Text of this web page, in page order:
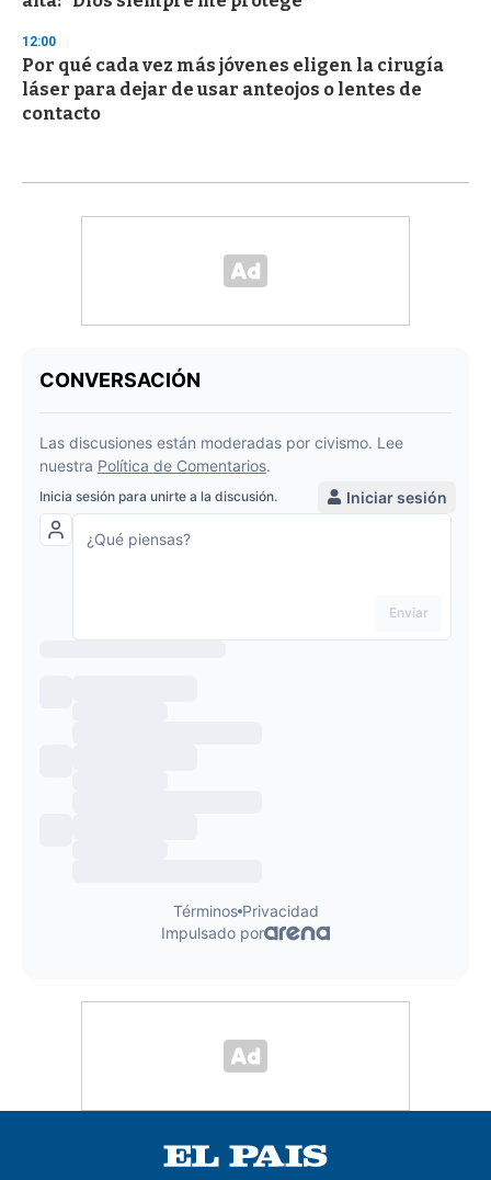
12:00
Por qué cada vez más jóvenes eligen la cirugía
láser para dejar de usar anteojos o lentes de
contacto